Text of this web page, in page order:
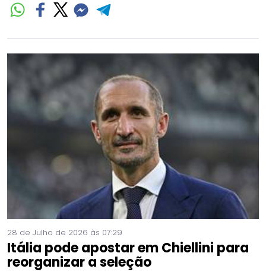
28 de Julho de 2026 às 07:29
Itália pode apostar em Chiellini para
reorganizar a seleção